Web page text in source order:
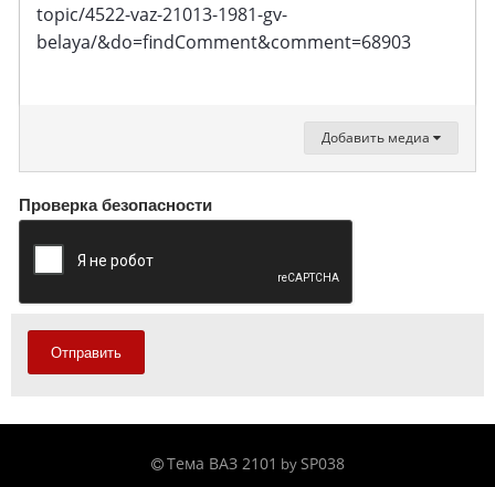
topic/4522-vaz-21013-1981-gv-
belaya/&do=findComment&comment=68903
Добавить медиа
Проверка безопасности
Отправить
Тема ВАЗ 2101 by SP038